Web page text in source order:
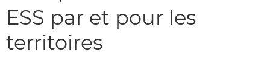
ESS par et pour les
territoires